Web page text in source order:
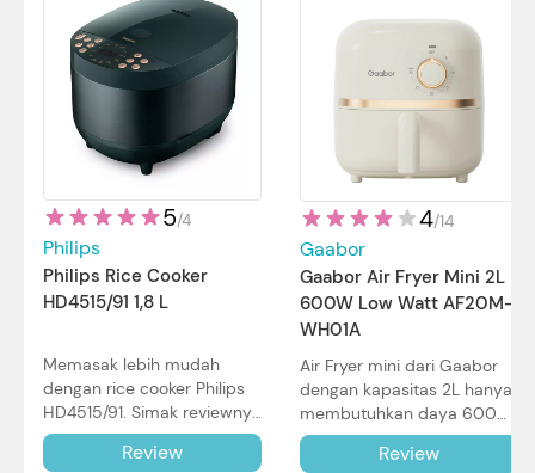
5/4
Philips
Philips Rice Cooker
HD4515/91 1,8 L
Memasak lebih mudah
dengan rice cooker Philips
HD4515/91. Simak reviewnya
di sini.
Review
4/14
Gaabor
Gaabor Air Fryer Mini 2L
600W Low Watt AF20M-
WH01A
Air Fryer mini dari Gaabor
dengan kapasitas 2L hanya
membutuhkan daya 600W
dalam pemakaian. Simak
review selengkapnya di sini.
Review